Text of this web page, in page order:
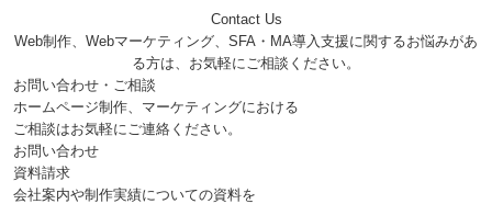
Contact Us
Web制作、Webマーケティング、SFA・MA導入支援に関するお悩みがあ
る方は、お気軽にご相談ください。
お問い合わせ・ご相談
ホームページ制作、マーケティングにおける
ご相談はお気軽にご連絡ください。
お問い合わせ
資料請求
会社案内や制作実績についての資料を